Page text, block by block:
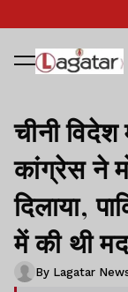
चीनी
कांग्रेस ने
दिलाया,
में की थी
By Lagatar